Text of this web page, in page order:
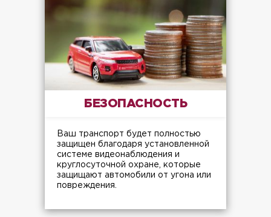
БЕЗОПАСНОСТЬ
Ваш транспорт будет полностью
защищен благодаря установленной
системе видеонаблюдения и
круглосуточной охране, которые
защищают автомобили от угона или
повреждения.